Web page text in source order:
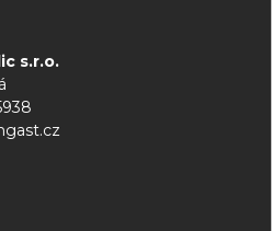
s.r.o.